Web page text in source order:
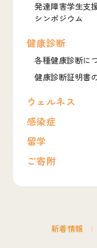
発達障害学生支
シンポジウム
健康診断
各種健康診断に
健康診断証明書
ウェルネス
感染症
留学
ご寄附
新着情報